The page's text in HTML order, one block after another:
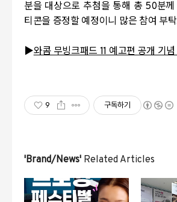
분을 대상으로 추첨을 통해 총 50분
티콘을 증정할 예정이니 많은 참여 부
▶와콤 무빙크패드 11 예고편 공개 기
9 구독하기
'Brand/News' Related Articles